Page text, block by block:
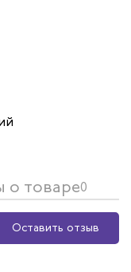
о товаре0
Оставить отзыв